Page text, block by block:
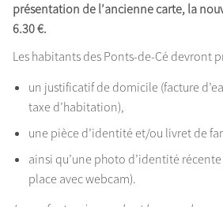
présentation de l’ancienne carte, la
6.30 €.
Les habitants des Ponts-de-Cé devront
un justificatif de domicile (facture
taxe d’habitation),
une pièce d’identité et/ou livret de
ainsi qu’une photo d’identité
place avec webcam).